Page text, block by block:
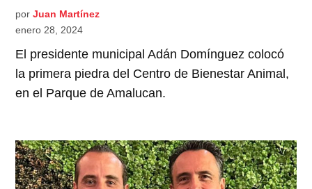
por Juan Martínez
enero 28, 2024
El presidente municipal Adán Domínguez colocó
la primera piedra del Centro de Bienestar Animal,
en el Parque de Amalucan.